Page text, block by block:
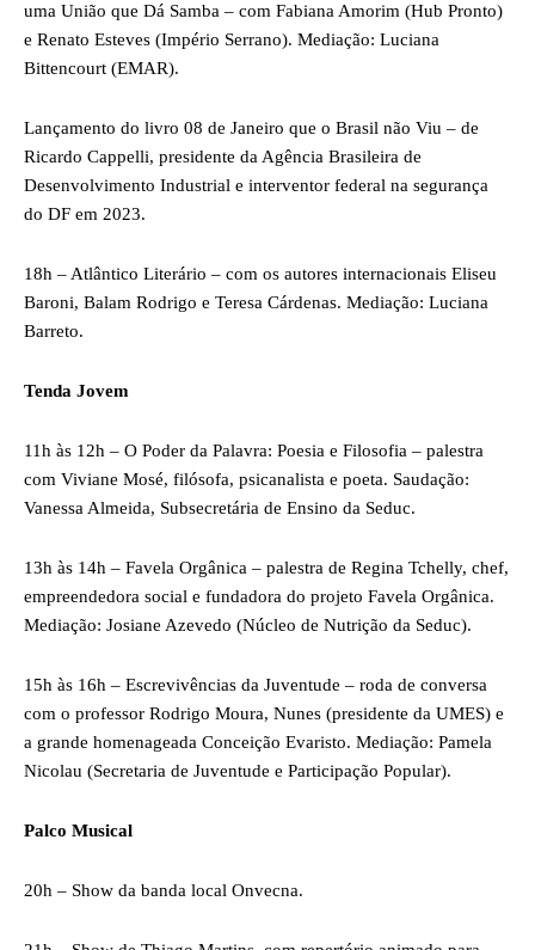
uma União que Dá Samba – com Fabiana Amorim (Hub Pronto)
e Renato Esteves (Império Serrano). Mediação: Luciana
Bittencourt (EMAR).
Lançamento do livro 08 de Janeiro que o Brasil não Viu – de
Ricardo Cappelli, presidente da Agência Brasileira de
Desenvolvimento Industrial e interventor federal na segurança
do DF em 2023.
18h – Atlântico Literário – com os autores internacionais Eliseu
Baroni, Balam Rodrigo e Teresa Cárdenas. Mediação: Luciana
Barreto.
Tenda Jovem
11h às 12h – O Poder da Palavra: Poesia e Filosofia – palestra
com Viviane Mosé, filósofa, psicanalista e poeta. Saudação:
Vanessa Almeida, Subsecretária de Ensino da Seduc.
13h às 14h – Favela Orgânica – palestra de Regina Tchelly, chef,
empreendedora social e fundadora do projeto Favela Orgânica.
Mediação: Josiane Azevedo (Núcleo de Nutrição da Seduc).
15h às 16h – Escrevivências da Juventude – roda de conversa
com o professor Rodrigo Moura, Nunes (presidente da UMES) e
a grande homenageada Conceição Evaristo. Mediação: Pamela
Nicolau (Secretaria de Juventude e Participação Popular).
Palco Musical
20h – Show da banda local Onvecna.